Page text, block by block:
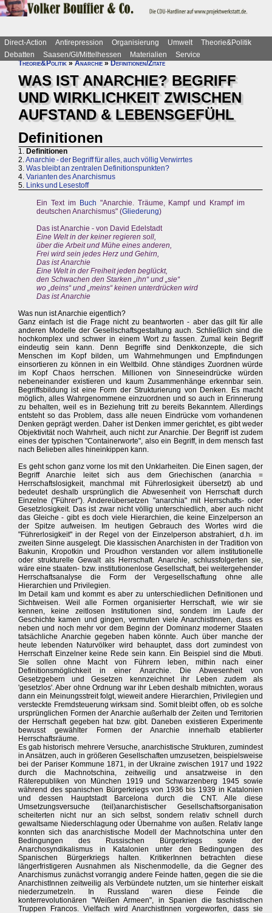
Direct-Action Antirepression Organisierung Umwelt
Theorie&Politik
Debatten
Saasen/GI/Mittelhessen Materialien
Service
Theorie&Politik»Anarchie»Definitionen/Zitate
WAS IST ANARCHIE? BEGRIFF
UND WIRKLICHKEIT ZWISCHEN
AUFSTAND & LEBENSGEFÜHL
Definitionen
1. Definitionen
2.Anarchie - der Begriff für alles, auch völlig Verwirrtes
3. Was bleibt an zentralen Definitionspunkten?
4. Varianten des Anarchismus
5. Links und Lesestoff
Ein Text im Buch "Anarchie. Träume, Kampf und Krampf im
deutschen Anarchismus" (Gliederung)
Das ist Anarchie - von David Edelstadt
Eine Welt in der keiner regieren soll,
über die Arbeit und Mühe eines anderen,
Frei wird sein jedes Herz und Gehirn,
Das ist Anarchie
Eine Welt in der Freiheit jeden beglückt,
den Schwachen den Starken „ihn“ und „sie“
wo „deins“ und „meins“ keinen unterdrücken wird
Das ist Anarchie
Was nun ist Anarchie eigentlich?
Ganz einfach ist die Frage nicht zu beantworten - aber das gilt für alle
anderen Modelle der Gesellschaftsgestaltung auch. Schließlich sind die
hochkomplex und schwer in einem Wort zu fassen. Zumal kein Begriff
eindeutig sein kann. Denn Begriffe sind Denkkonzepte, die sich
Menschen im Kopf bilden, um Wahrnehmungen und Empfindungen
einsortieren zu können in ein Weltbild. Ohne ständiges Zuordnen würde
im Kopf Chaos herrschen. Millionen von Sinneseindrücke würden
nebeneinander existieren und kaum Zusammenhänge erkennbar sein.
Begriffsbildung ist eine Form der Strukturierung von Denken. Es macht
möglich, alles Wahrgenommene einzuordnen und so auch in Erinnerung
zu behalten, weil es in Beziehung tritt zu bereits Bekanntem. Allerdings
entsteht so das Problem, dass alle neuen Eindrücke vom vorhandenen
Denken geprägt werden. Daher ist Denken immer gerichtet, es gibt weder
Objektivität noch Wahrheit, auch nicht zur Anarchie. Der Begriff ist zudem
eines der typischen "Containerworte", also ein Begriff, in dem mensch fast
nach Belieben alles hineinkippen kann.
Es geht schon ganz vorne los mit den Unklarheiten. Die Einen sagen, der
Begriff Anarchie leitet sich aus dem Griechischen (anarchia =
Herrschaftslosigkeit, manchmal mit Führerlosigkeit übersetzt) ab und
bedeutet deshalb ursprünglich die Abwesenheit von Herrschaft durch
Einzelne ("Führer"). Andereübersetzen "anarchia" mit Herrschafts- oder
Gesetzlosigkeit. Das ist zwar nicht völlig unterschiedlich, aber auch nicht
das Gleiche - gibt es doch viele Hierarchien, die keine Einzelperson an
der Spitze aufweisen. Im heutigen Gebrauch des Wortes wird die
"Führerlosigkeit" in der Regel von der Einzelperson abstrahiert, d.h. im
zweiten Sinne ausgelegt. Die klassischen Anarchisten in der Tradition von
Bakunin, Kropotkin und Proudhon verstanden vor allem institutionelle
oder strukturelle Gewalt als Herrschaft. Anarchie, schlussfolgerten sie,
wäre eine staaten- bzw. institutionenlose Gesellschaft, bei weitergehender
Herrschaftsanalyse die Form der Vergesellschaftung ohne alle
Hierarchien und Privilegien.
Im Detail kam und kommt es aber zu unterschiedlichen Definitionen und
Sichtweisen. Weil alle Formen organisierter Herrschaft, wie wir sie
kennen, keine zeitlosen Institutionen sind, sondern im Laufe der
Geschichte kamen und gingen, vermuten viele AnarchistInnen, dass es
neben und noch mehr vor dem Beginn der Dominanz moderner Staaten
tatsächliche Anarchie gegeben haben könnte. Auch über manche der
heute lebenden Naturvölker wird behauptet, dass dort zumindest von
Herrschaft Einzelner keine Rede sein kann. Ein Beispiel sind die Mbuti.
Sie sollen ohne Macht von Führern leben, mithin nach einer
Definitionsmöglichkeit in einer Anarchie. Die Abwesenheit von
Gesetzgebern und Gesetzen kennzeichnet ihr Leben zudem als
'gesetzlos'. Aber ohne Ordnung war ihr Leben deshalb mitnichten, woraus
dann ein Meinungsstreit folgt, wieweit andere Hierarchien, Privilegien und
versteckte Fremdsteuerung wirksam sind. Somit bleibt offen, ob es solche
ursprünglichen Formen der Anarchie außerhalb der Zeiten und Territorien
der Herrschaft gegeben hat bzw. gibt. Daneben existieren Experimente
bewusst gewählter Formen der Anarchie innerhalb etablierter
Herrschaftsräume.
Es gab historisch mehrere Versuche, anarchistische Strukturen, zumindest
in Ansätzen, auch in größeren Gesellschaften umzusetzen, beispielsweise
bei der Pariser Kommune 1871, in der Ukraine zwischen 1917 und 1922
durch die Machnotschina, zeitweilig und ansatzweise in den
Räterepubliken von München 1919 und Schwarzenberg 1945 sowie
während des spanischen Bürgerkriegs von 1936 bis 1939 in Katalonien
und dessen Hauptstadt Barcelona durch die CNT. Alle diese
Umsetzungsversuche (teil)anarchistischer Gesellschaftsorganisation
scheiterten nicht nur an sich selbst, sondern relativ schnell durch
gewaltsame Niederschlagung oder Übernahme von außen. Relativ lange
konnten sich das anarchistische Modell der Machnotschina unter den
Bedingungen des Russischen Bürgerkriegs sowie der
Anarchosyndikalismus in Katalonien unter den Bedingungen des
Spanischen Bürgerkriegs halten. KritikerInnen betrachten diese
längerfristigeren Ausnahmen als Nischenmodelle, da die Gegner des
Anarchismus zunächst vorrangig andere Feinde hatten, gegen die sie die
AnarchistInnen zeitweilig als Verbündete nutzten, um sie hinterher eiskalt
niederzumetzeln. In Russland waren diese Feinde die
konterrevolutionären "Weißen Armeen", in Spanien die faschistischen
Truppen Francos. Vielfach wird AnarchistInnen vorgeworfen, dass sie